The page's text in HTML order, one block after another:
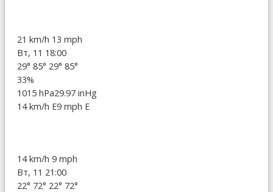
21 km/h 13 mph
Вт, 11 18:00
29° 85° 29° 85°
33%
1015 hPa29.97 inHg
14 km/h E9 mph E
14 km/h 9 mph
Вт, 11 21:00
22° 72° 22° 72°